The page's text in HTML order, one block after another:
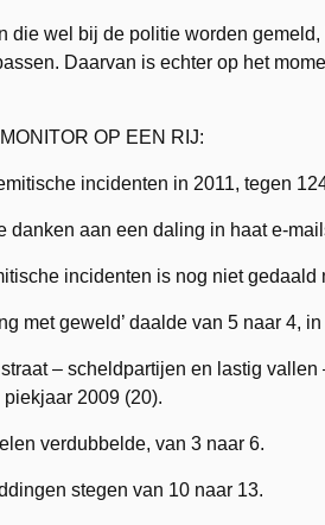
die wel bij de politie worden
Daarvan is echter op het
OP EEN RIJ:
incidenten in 2011, tegen
danken aan een daling in haat e-
incidenten is nog niet gedaald
met geweld’ daalde van 5 naar 4,
– scheldpartijen en lastig
2009 (20).
verdubbelde, van 3 naar 6.
stegen van 10 naar 13.